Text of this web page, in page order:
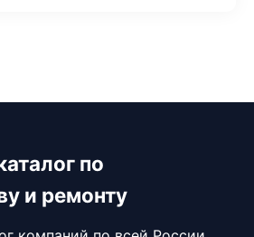
по
и ремонту